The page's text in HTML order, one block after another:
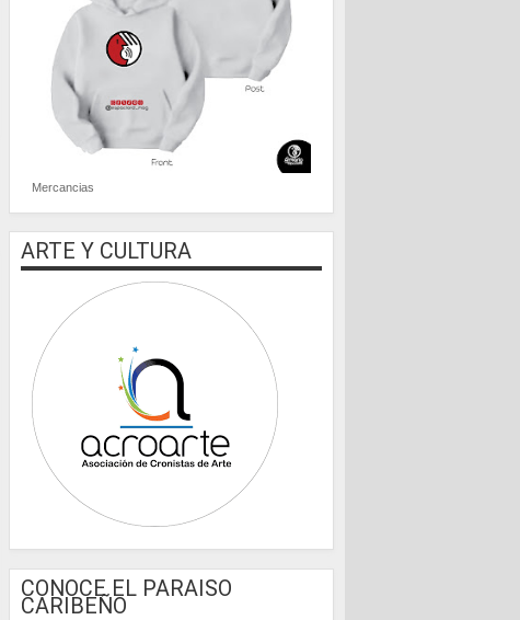
Mercancias
ARTE Y CULTURA
CONOCE EL PARAISO
CARIBEÑO